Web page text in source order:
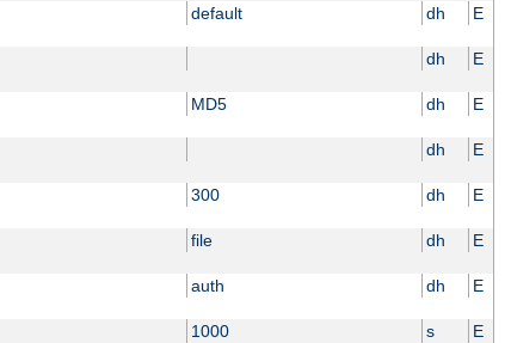
default dh E
dh E
MD5 dh E
dh E
300 dh E
file dh E
auth dh E
1000 s E